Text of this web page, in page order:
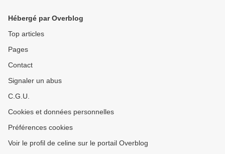
Hébergé par Overblog
Top articles
Pages
Contact
Signaler un abus
C.G.U.
Cookies et données personnelles
Préférences cookies
Voir le profil de celine sur le portail Overblog